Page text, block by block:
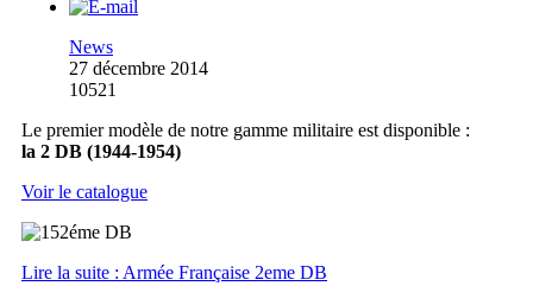
News
27 décembre 2014
10521
Le premier modèle de notre gamme militaire est disponible :
la 2 DB (1944-1954)
Voir le catalogue
Lire la suite : Armée Française 2eme DB